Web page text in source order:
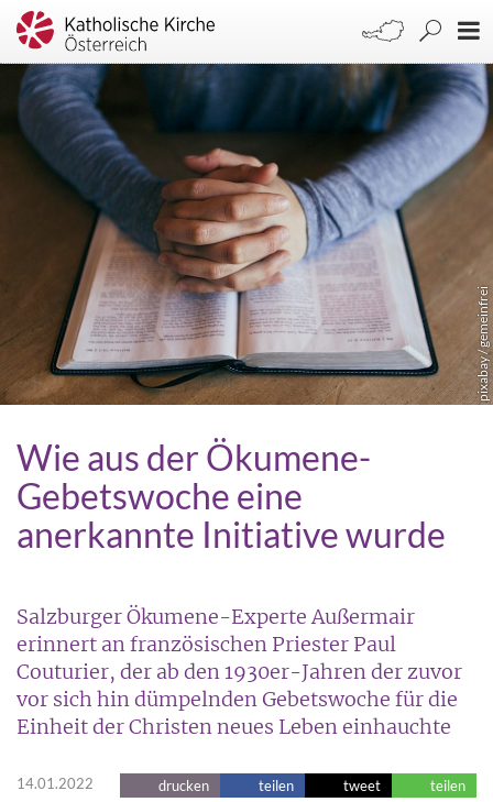
pixabay / gemeinfrei
Wie aus der Ökumene-
Gebetswoche eine
anerkannte Initiative wurde
Salzburger Ökumene-Experte Außermair
erinnert an französischen Priester Paul
Couturier, der ab den 1930er-Jahren der zuvor
vor sich hin dümpelnden Gebetswoche für die
Einheit der Christen neues Leben einhauchte
14.01.2022 drucken teilen tweet teilen